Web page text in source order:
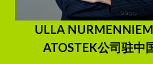
ULLA
ATOSTEK公司驻中